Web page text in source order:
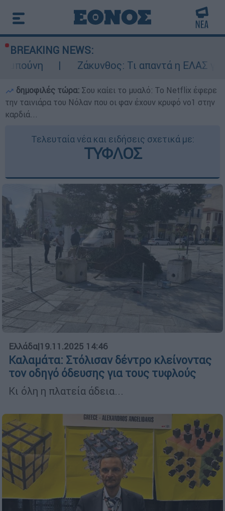
BREAKING NEWS:
Ζάκυνθος: Τι απαντά η ΕΛΑΣ για τους 8
δημοφιλές τώρα: Σου καίει το μυαλό: Το Netflix έφερε
την ταινιάρα του Νόλαν που οι φαν έχουν κρυφό νο1 στην
καρδιά...
Τελευταία νέα και ειδήσεις σχετικά με:
ΤΥΦΛΟΣ
Ελλάδα|19.11.2025 14:46
Καλαμάτα: Στόλισαν δέντρο κλείνοντας
τον οδηγό όδευσης για τους τυφλούς
Κι όλη η πλατεία άδεια...